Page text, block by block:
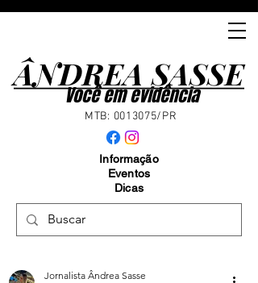
ÂNDREA SASSE
ÂNDREA SASSE
Você em evidência
MTB: 0013075/PR
Informação
Eventos
Dicas
Jornalista Ândrea Sasse